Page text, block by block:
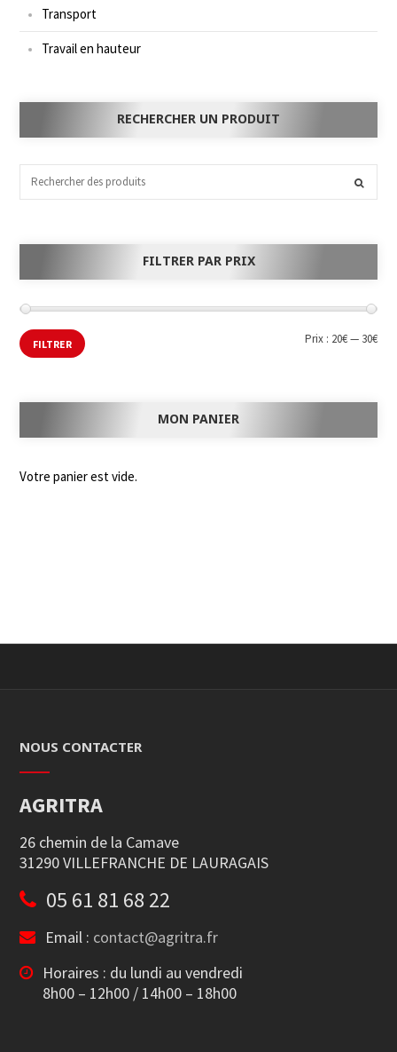
Transport
Travail en hauteur
RECHERCHER UN PRODUIT
FILTRER PAR PRIX
FILTRER Prix : 20€— 30€
MON PANIER
Votre panier est vide.
NOUS CONTACTER
AGRITRA
26 chemin de la Camave
31290 VILLEFRANCHE DE LAURAGAIS
05 61 81 68 22
Email : contact@agritra.fr
Horaires : du lundi au vendredi
8h00 – 12h00 / 14h00 – 18h00